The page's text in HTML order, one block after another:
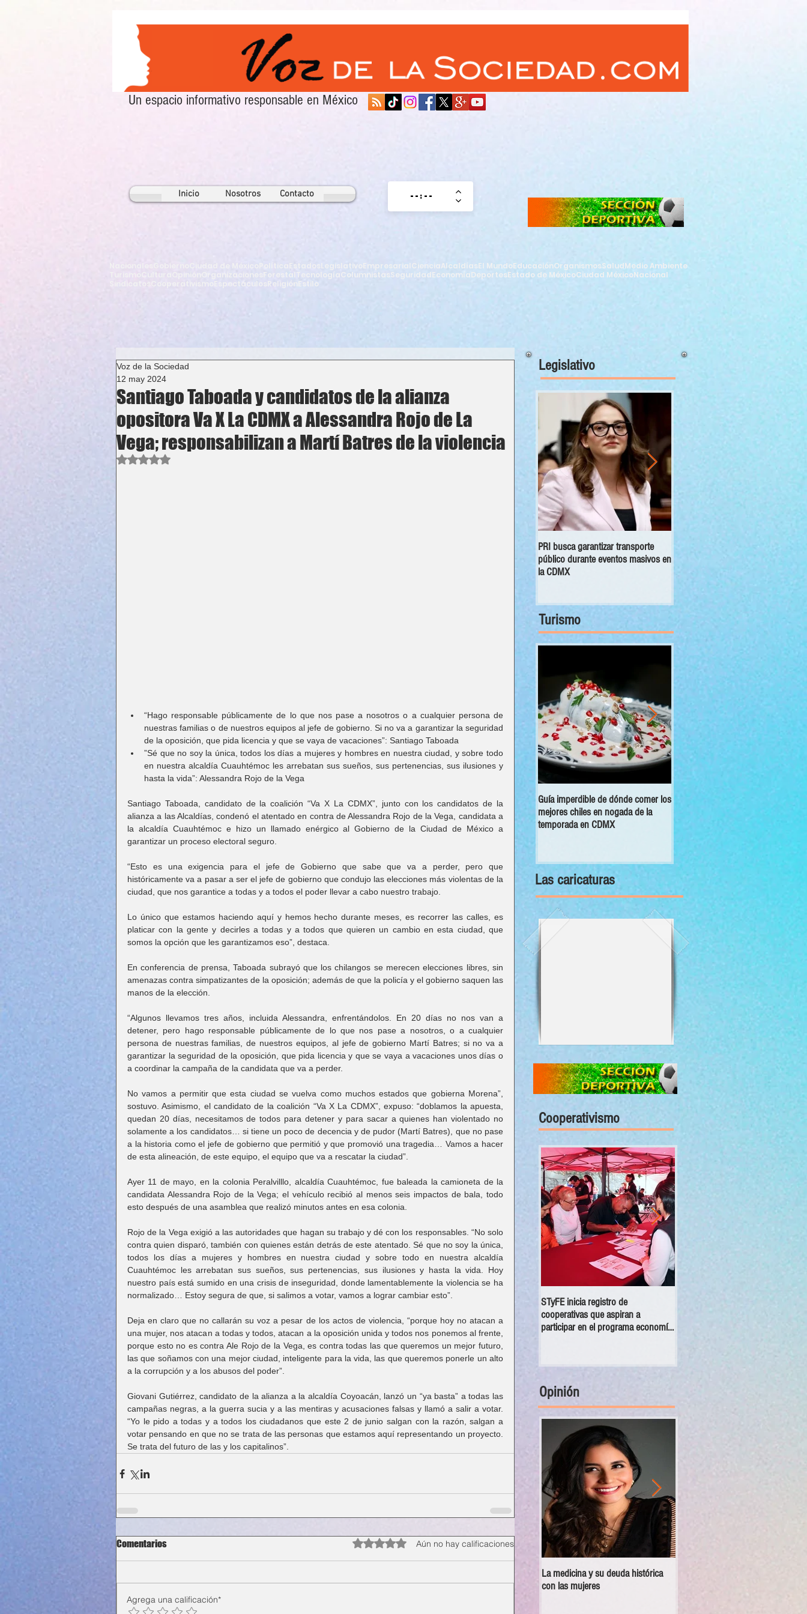
Un espacio informativo responsable en México
Inicio Nosotros Contacto
Estados Legislativo EmpresarialCienciaAlcaldíasEl MundoEducaciónOrganismosSaludMedio Ambiente
Organizaciones Forestal TecnologíaColumnistasSeguridadEconomíaDeportesEstado de MéxicoCiudad MéxicoNacional
Sindicatos
Cooperativismo Espectáculos Religión Estilo
Santiago Taboada y candidatos de la alianza
opositora Va X La CDMX a Alessandra Rojo de La
Vega; responsabilizan a Martí Batres de la violencia
Voz de la Sociedad
12 may 2024
Obtuvo NaN de 5 estrellas.
“Hago responsable públicamente de lo que nos pase a nosotros o a cualquier persona de
nuestras familias o de nuestros equipos al jefe de gobierno. Si no va a garantizar la seguridad
de la oposición, que pida licencia y que se vaya de vacaciones”: Santiago Taboada
”Sé que no soy la única, todos los días a mujeres y hombres en nuestra ciudad, y sobre todo
en nuestra alcaldía Cuauhtémoc les arrebatan sus sueños, sus pertenencias, sus ilusiones y
hasta la vida”: Alessandra Rojo de la Vega
Santiago Taboada, candidato de la coalición “Va X La CDMX”, junto con los candidatos de la
alianza a las Alcaldías, condenó el atentado en contra de Alessandra Rojo de la Vega, candidata a
la alcaldía Cuauhtémoc e hizo un llamado enérgico al Gobierno de la Ciudad de México a
garantizar un proceso electoral seguro.
“Esto es una exigencia para el jefe de Gobierno que sabe que va a perder, pero que
históricamente va a pasar a ser el jefe de gobierno que condujo las elecciones más violentas de la
ciudad, que nos garantice a todas y a todos el poder llevar a cabo nuestro trabajo.
Lo único que estamos haciendo aquí y hemos hecho durante meses, es recorrer las calles, es
platicar con la gente y decirles a todas y a todos que quieren un cambio en esta ciudad, que
somos la opción que les garantizamos eso”, destaca.
En conferencia de prensa, Taboada subrayó que los chilangos se merecen elecciones libres, sin
amenazas contra simpatizantes de la oposición; además de que la policía y el gobierno saquen las
manos de la elección.
“Algunos llevamos tres años, incluida Alessandra, enfrentándolos. En 20 días no nos van a
detener, pero hago responsable públicamente de lo que nos pase a nosotros, o a cualquier
persona de nuestras familias, de nuestros equipos, al jefe de gobierno Martí Batres; si no va a
garantizar la seguridad de la oposición, que pida licencia y que se vaya a vacaciones unos días o
a coordinar la campaña de la candidata que va a perder.
No vamos a permitir que esta ciudad se vuelva como muchos estados que gobierna Morena”,
sostuvo. Asimismo, el candidato de la coalición “Va X La CDMX”, expuso: “doblamos la apuesta,
quedan 20 días, necesitamos de todos para detener y para sacar a quienes han violentado no
solamente a los candidatos… si tiene un poco de decencia y de pudor (Martí Batres), que no pase
a la historia como el jefe de gobierno que permitió y que promovió una tragedia… Vamos a hacer
de esta alineación, de este equipo, el equipo que va a rescatar la ciudad”.
Ayer 11 de mayo, en la colonia Peralvilllo, alcaldía Cuauhtémoc, fue baleada la camioneta de la
candidata Alessandra Rojo de la Vega; el vehículo recibió al menos seis impactos de bala, todo
esto después de una asamblea que realizó minutos antes en esa colonia.
Rojo de la Vega exigió a las autoridades que hagan su trabajo y dé con los responsables. “No solo
contra quien disparó, también con quienes están detrás de este atentado. Sé que no soy la única,
todos los días a mujeres y hombres en nuestra ciudad y sobre todo en nuestra alcaldía
Cuauhtémoc les arrebatan sus sueños, sus pertenencias, sus ilusiones y hasta la vida. Hoy
nuestro país está sumido en una crisis de inseguridad, donde lamentablemente la violencia se ha
normalizado… Estoy segura de que, si salimos a votar, vamos a lograr cambiar esto”.
Deja en claro que no callarán su voz a pesar de los actos de violencia, “porque hoy no atacan a
una mujer, nos atacan a todas y todos, atacan a la oposición unida y todos nos ponemos al frente,
porque esto no es contra Ale Rojo de la Vega, es contra todas las que queremos un mejor futuro,
las que soñamos con una mejor ciudad, inteligente para la vida, las que queremos ponerle un alto
a la corrupción y a los abusos del poder”.
Giovani Gutiérrez, candidato de la alianza a la alcaldía Coyoacán, lanzó un “ya basta” a todas las
campañas negras, a la guerra sucia y a las mentiras y acusaciones falsas y llamó a salir a votar.
“Yo le pido a todas y a todos los ciudadanos que este 2 de junio salgan con la razón, salgan a
votar pensando en que no se trata de las personas que estamos aquí representando un proyecto.
Se trata del futuro de las y los capitalinos”.
Comentarios Obtuvo 0 de 5 estrellas.Aún no hay calificaciones
Agrega una calificación*
Legislativo
PRI busca garantizar transporte
público durante eventos masivos en
la CDMX
Congreso CDMX exhorta a las 16
atender denuncias sobre despojo
Turismo
Guía imperdible de dónde comer los
mejores chiles en nogada de la
temporada en CDMX
Las caricaturas
Cooperativismo
STyFE inicia registro de
cooperativas que aspiran a
participar en el programa economía
Opinión
La medicina y su deuda histórica
con las mujeres